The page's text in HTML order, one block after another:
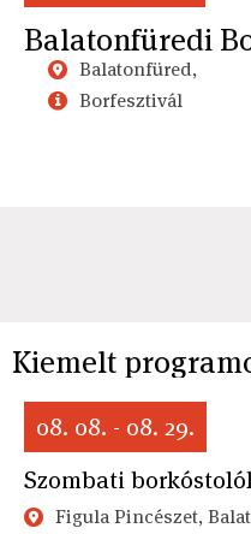
Balatonfüredi
Balatonfüred,
Borfesztivál
Kiemelt
08. 08. - 08. 29.
Szombati
Figula Pincészet,